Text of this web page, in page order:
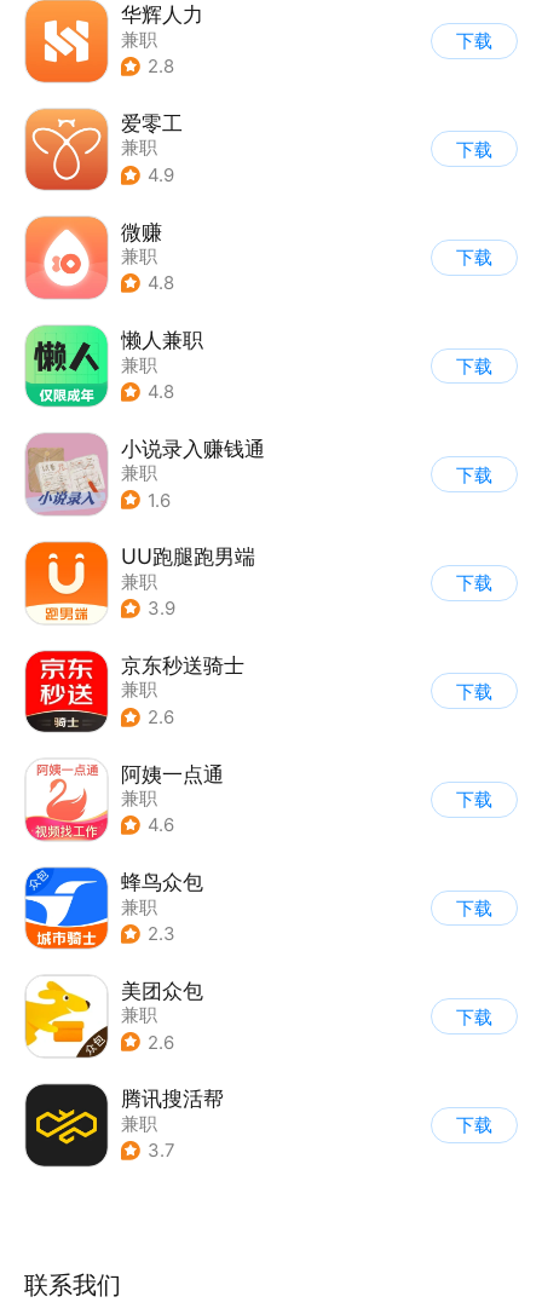
华辉人力
兼职
2.8
下载
爱零工
兼职
4.9
下载
微赚
兼职
4.8
下载
懒人兼职
兼职
4.8
下载
小说录入赚钱通
兼职
1.6
下载
UU跑腿跑男端
兼职
3.9
下载
京东秒送骑士
兼职
2.6
下载
阿姨一点通
兼职
4.6
下载
蜂鸟众包
兼职
2.3
下载
美团众包
兼职
2.6
下载
腾讯搜活帮
兼职
3.7
下载
联系我们